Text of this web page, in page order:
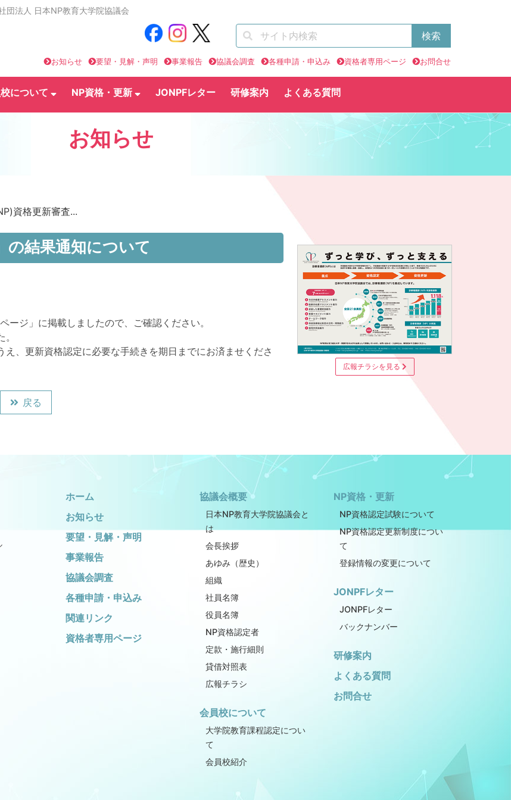
団法人 日本NP教育大学院協議会
お知らせ 要望・見解・声明 事業報告 協議会調査 各種申請・申込み 資格者専用ページ お問合せ
について NP資格・更新 JONPFレター 研修案内 よくある質問
お知らせ
資格更新審査...
の結果通知について
ジ」に掲載しましたので、ご確認ください。
、更新資格認定に必要な手続きを期日までにお済ませくださ
戻る
広報チラシを見る
ホーム
お知らせ
要望・見解・声明
事業報告
協議会調査
各種申請・申込み
関連リンク
資格者専用ページ
協議会概要
日本NP教育大学院協議会と
は
会長挨拶
あゆみ（歴史）
組織
社員名簿
役員名簿
NP資格認定者
定款・施行細則
貸借対照表
広報チラシ
会員校について
大学院教育課程認定につい
て
会員校紹介
NP資格・更新
NP資格認定試験について
NP資格認定更新制度につい
て
登録情報の変更について
JONPFレター
JONPFレター
バックナンバー
研修案内
よくある質問
お問合せ